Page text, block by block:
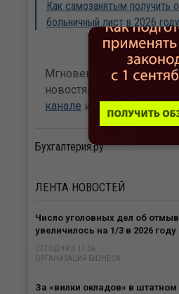
Как самозанятым получить
больничный лист в 2026
Мгновенный доступ к
новостям сайта
канале и
Бухгалтерия.ру
ЛЕНТА НОВОСТЕЙ
Число уголовных дел об
увеличилось на 1/3 в 2026 году
СЕГОДНЯ В 11:06
ОРГАНИЗАЦИЯ БИЗНЕСА
За «вилки окладов» в